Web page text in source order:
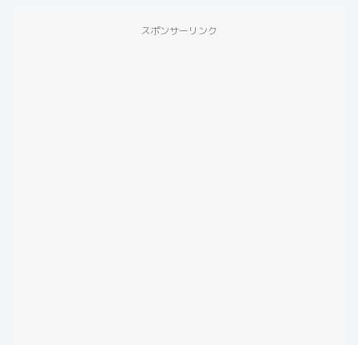
スポンサーリンク